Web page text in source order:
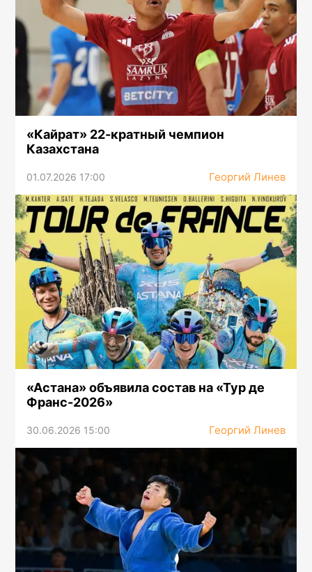
«Кайрат» 22-кратный чемпион
Казахстана
01.07.2026 17:00 Георгий Линев
«Астана» объявила состав на «Тур де
Франс-2026»
30.06.2026 15:00 Георгий Линев